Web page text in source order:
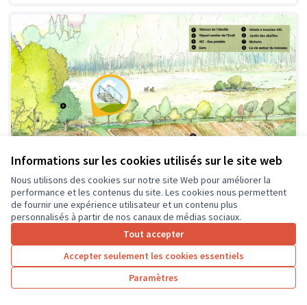
Informations sur les cookies utilisés sur le site web
Nous utilisons des cookies sur notre site Web pour améliorer la
performance et les contenus du site. Les cookies nous permettent
de fournir une expérience utilisateur et un contenu plus
personnalisés à partir de nos canaux de médias sociaux.
Tout accepter
Accepter seulement les cookies essentiels
Paramètres
Création d'une passerelle
Pageard
0 4